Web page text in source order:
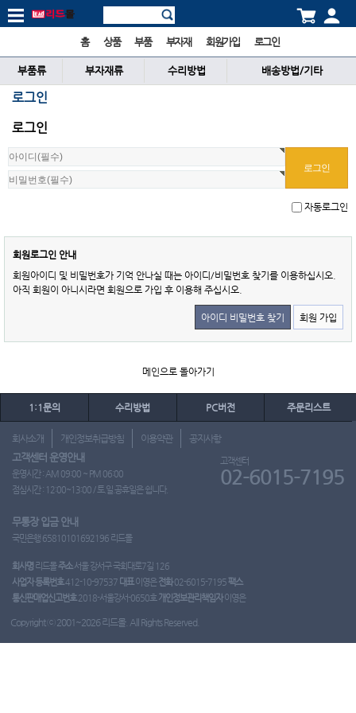
홈 상품 부품 부자재 회원가입 로그인
부품류 부자재류 수리방법 배송방법/기타
로그인
로그인
자동로그인
회원로그인 안내
회원아이디 및 비밀번호가 기억 안나실 때는 아이디/비밀번호 찾기를 이용하십시오.
아직 회원이 아니시라면 회원으로 가입 후 이용해 주십시오.
아이디 비밀번호 찾기 회원 가입
메인으로 돌아가기
1:1문의 수리방법 PC버전 주문리스트
회사소개 개인정보취급방침 이용약관 공지사항
고객센터 운영안내
운영시간 : AM 09:00 ~ PM 06:00
점심시간 : 12:00~13:00 / 토.일.공휴일은 쉽니다.
고객센터
02-6015-7195
무통장 입금 안내
국민은행 65810101692196 리드몰
회사명 리드몰주소서울 강서구 국회대로7길 126
사업자 등록번호412-10-97537 대표이영은 전화02-6015-7195팩스
통신판매업신고번호2018-서울강서-0650호 개인정보관리책임자이영은
Copyright ⓒ 2001~2026 리드몰. All Rights Reserved.